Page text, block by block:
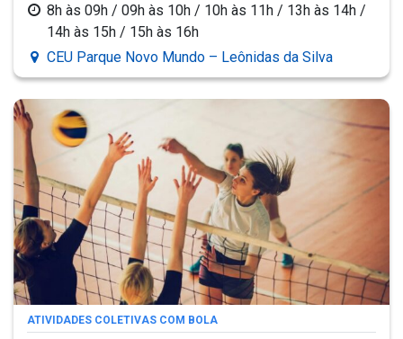
8h às 09h / 09h às 10h / 10h às 11h / 13h às 14h /
14h às 15h / 15h às 16h
CEU Parque Novo Mundo – Leônidas da Silva
ATIVIDADES COLETIVAS COM BOLA